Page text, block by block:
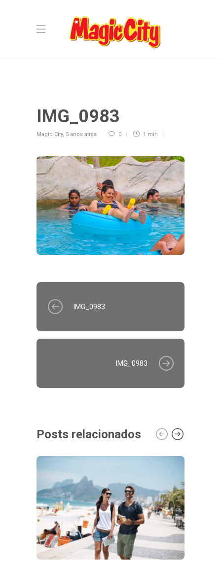
IMG_0983
Magic City, 5 anos atrás 0 1 min
IMG_0983
IMG_0983
Posts relacionados